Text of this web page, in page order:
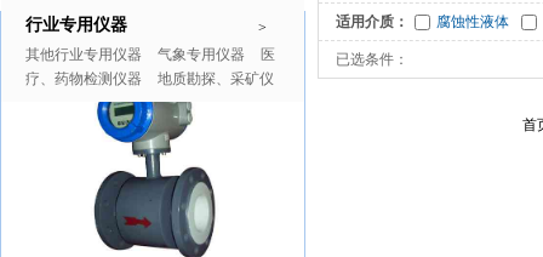
>
行业专用仪器
其他行业专用仪器 气象专用仪器
医
疗、药物检测仪器
地质勘探、采矿仪
推广商品 更多>> 适用介质： 腐蚀性液体
已选条件：
首